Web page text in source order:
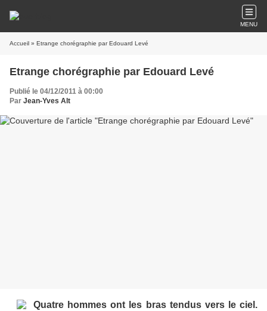
MENU
Accueil » Etrange chorégraphie par Edouard Levé
Etrange chorégraphie par Edouard Levé
Publié le 04/12/2011 à 00:00
Par Jean-Yves Alt
Quatre hommes ont les bras tendus vers le ciel.